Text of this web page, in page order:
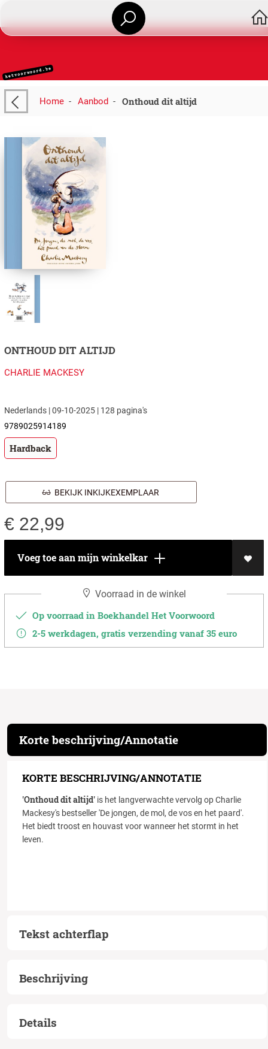
Home- Aanbod- Onthoud dit altijd
ONTHOUD DIT ALTIJD
CHARLIE MACKESY
Nederlands | 09-10-2025 | 128 pagina's
9789025914189
Hardback
BEKIJK INKIJKEXEMPLAAR
€ 22,99
Voeg toe aan mijn winkelkar
Voorraad in de winkel
Op voorraad in Boekhandel Het Voorwoord
2-5 werkdagen, gratis verzending vanaf 35 euro
Korte beschrijving/Annotatie
KORTE BESCHRIJVING/ANNOTATIE
'Onthoud dit altijd'is het langverwachte vervolg op Charlie
Mackesy's bestseller 'De jongen, de mol, de vos en het paard'.
Het biedt troost en houvast voor wanneer het stormt in het
leven.
Tekst achterflap
Beschrijving
Details